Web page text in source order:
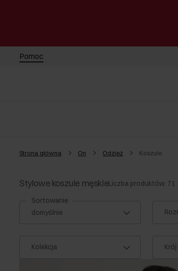
Pomoc
Strona główna On Odzież Koszule
Stylowe koszule męskieLiczba produktów: 71
Sortowanie
Kolekcja Krój